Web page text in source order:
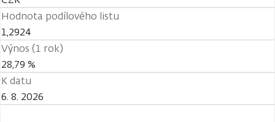
Hodnota podílového listu
1,2924
Výnos (1 rok)
28,79 %
K datu
6. 8. 2026